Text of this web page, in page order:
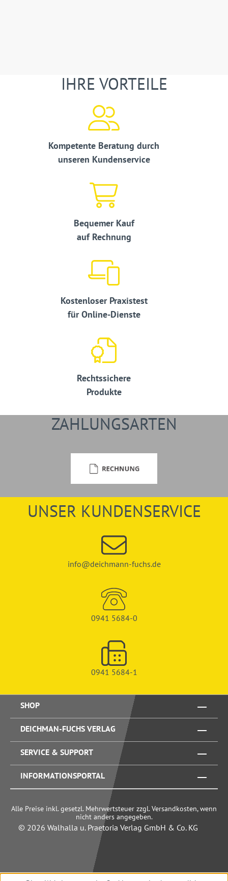
IHRE VORTEILE
Kompetente Beratung durch
unseren Kundenservice
Bequemer Kauf
auf Rechnung
Kostenloser Praxistest
für Online-Dienste
Rechtssichere
Produkte
ZAHLUNGSARTEN
UNSER KUNDENSERVICE
info@deichmann-fuchs.de
0941 5684-0
0941 5684-1
SHOP
DEICHMAN-FUCHS VERLAG
SERVICE & SUPPORT
INFORMATIONSPORTAL
Alle Preise inkl. gesetzl. Mehrwertsteuer zzgl. Versandkosten, wenn
nicht anders angegeben.
© 2026 Walhalla u. Praetoria Verlag GmbH & Co. KG